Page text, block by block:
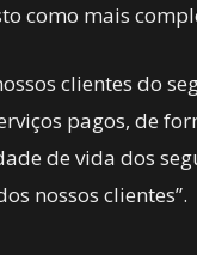
como mais
clientes do
pagos, de
de vida dos
nossos clientes”.